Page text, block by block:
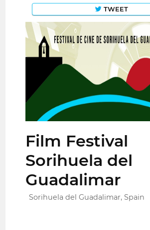
TWEET
Film Festival
Sorihuela del
Guadalimar
Sorihuela del Guadalimar, Spain